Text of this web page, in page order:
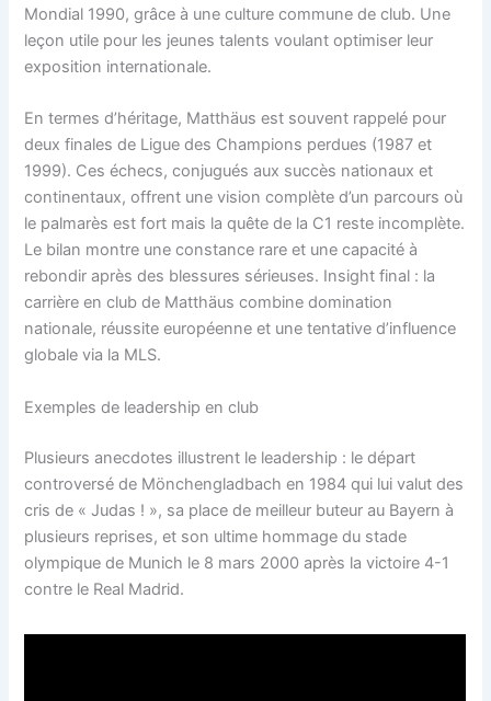
Mondial 1990, grâce à une culture commune de club. Une
leçon utile pour les jeunes talents voulant optimiser leur
exposition internationale.
En termes d’héritage, Matthäus est souvent rappelé pour
deux finales de Ligue des Champions perdues (1987 et
1999). Ces échecs, conjugués aux succès nationaux et
continentaux, offrent une vision complète d’un parcours où
le palmarès est fort mais la quête de la C1 reste incomplète.
Le bilan montre une constance rare et une capacité à
rebondir après des blessures sérieuses. Insight final : la
carrière en club de Matthäus combine domination
nationale, réussite européenne et une tentative d’influence
globale via la MLS.
Exemples de leadership en club
Plusieurs anecdotes illustrent le leadership : le départ
controversé de Mönchengladbach en 1984 qui lui valut des
cris de « Judas ! », sa place de meilleur buteur au Bayern à
plusieurs reprises, et son ultime hommage du stade
olympique de Munich le 8 mars 2000 après la victoire 4-1
contre le Real Madrid.